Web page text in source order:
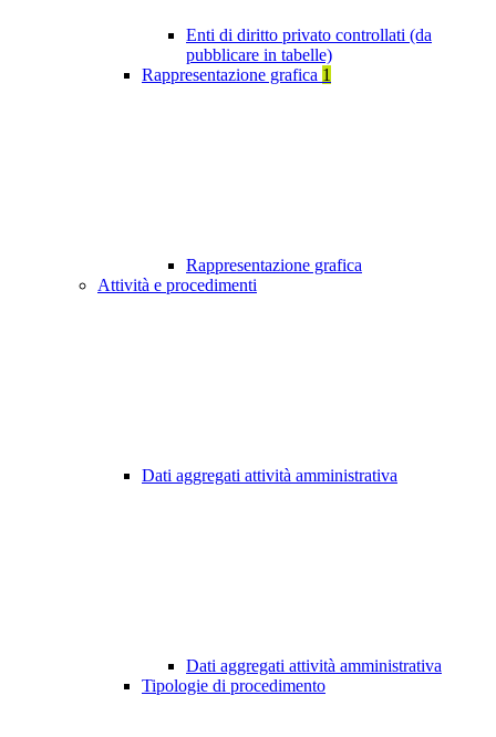
Enti di diritto privato controllati (da
pubblicare in tabelle)
Rappresentazione grafica 1
Rappresentazione grafica
Attività e procedimenti
Dati aggregati attività amministrativa
Dati aggregati attività amministrativa
Tipologie di procedimento